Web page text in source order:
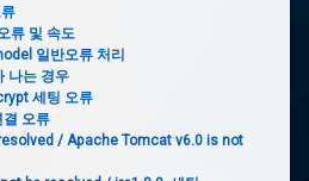
류 및 속도
일반오류 처리
나는 경우
세팅 오류
오류
/ Apache Tomcat v6.0 is not